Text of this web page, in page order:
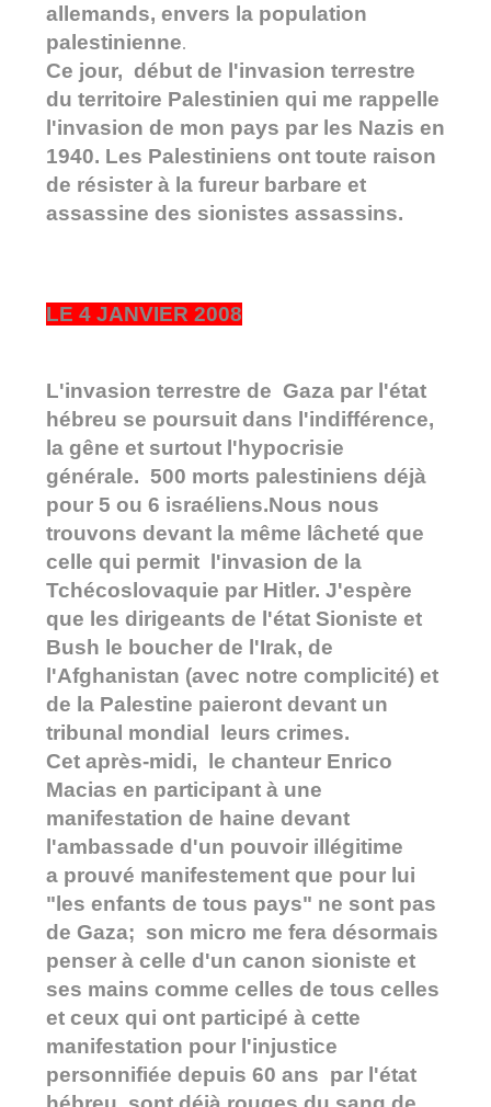
allemands, envers la population
palestinienne.
Ce jour, début de l'invasion terrestre
du territoire Palestinien qui me rappelle
l'invasion de mon pays par les Nazis en
1940. Les Palestiniens ont toute raison
de résister à la fureur barbare et
assassine des sionistes assassins.
LE 4 JANVIER 2008
L'invasion terrestre de Gaza par l'état
hébreu se poursuit dans l'indifférence,
la gêne et surtout l'hypocrisie
générale. 500 morts palestiniens déjà
pour 5 ou 6 israéliens.Nous nous
trouvons devant la même lâcheté que
celle qui permit l'invasion de la
Tchécoslovaquie par Hitler. J'espère
que les dirigeants de l'état Sioniste et
Bush le boucher de l'Irak, de
l'Afghanistan (avec notre complicité) et
de la Palestine paieront devant un
tribunal mondial leurs crimes.
Cet après-midi, le chanteur Enrico
Macias en participant à une
manifestation de haine devant
l'ambassade d'un pouvoir illégitime
a prouvé manifestement que pour lui
"les enfants de tous pays" ne sont pas
de Gaza; son micro me fera désormais
penser à celle d'un canon sioniste et
ses mains comme celles de tous celles
et ceux qui ont participé à cette
manifestation pour l'injustice
personnifiée depuis 60 ans par l'état